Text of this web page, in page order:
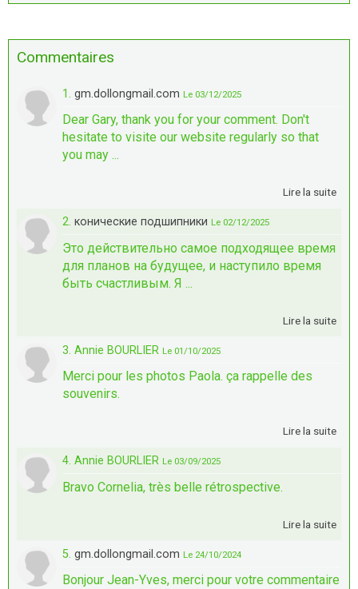
Commentaires
1. gm.dollongmail.com Le 03/12/2025
Dear Gary, thank you for your comment. Don't
hesitate to visite our website regularly so that
you may ...
Lire la suite
2. конические подшипники Le 02/12/2025
Это действительно самое подходящее время
для планов на будущее, и наступило время
быть счастливым. Я ...
Lire la suite
3. Annie BOURLIER Le 01/10/2025
Merci pour les photos Paola. ça rappelle des
souvenirs.
Lire la suite
4. Annie BOURLIER Le 03/09/2025
Bravo Cornelia, très belle rétrospective.
Lire la suite
5. gm.dollongmail.com Le 24/10/2024
Bonjour Jean-Yves, merci pour votre commentaire